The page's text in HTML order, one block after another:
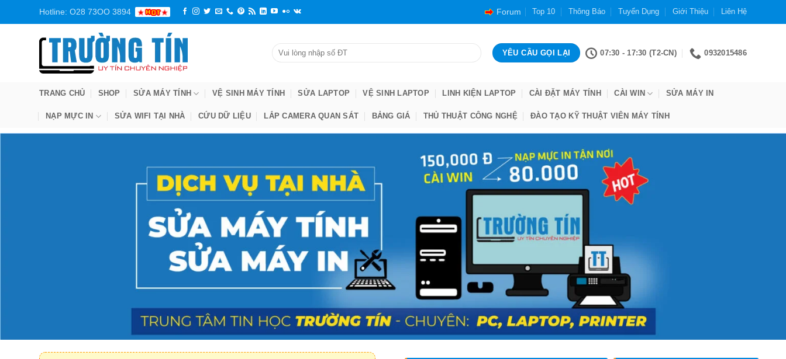
Hotline: O28 73OO 3894 Forum Top 10 Thông Báo Tuyển Dụng Giới Thiệu Liên Hệ
07:30 - 17:30 (T2-CN) 0932015486
TRANG CHỦ SHOP SỬA MÁY TÍNH VỆ SINH MÁY TÍNH SỬA LAPTOP VỆ SINH LAPTOP LINH KIỆN LAPTOP CÀI ĐẶT MÁY TÍNH CÀI WIN SỬA MÁY IN
NẠP MỰC IN SỬA WIFI TẠI NHÀ CỨU DỮ LIỆU LẮP CAMERA QUAN SÁT BẢNG GIÁ THỦ THUẬT CÔNG NGHỆ ĐÀO TẠO KỸ THUẬT VIÊN MÁY TÍNH